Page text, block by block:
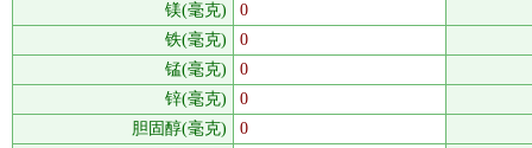
镁(毫克)
0
铁(毫克)
0
锰(毫克)
0
锌(毫克)
0
胆固醇(毫克)
0